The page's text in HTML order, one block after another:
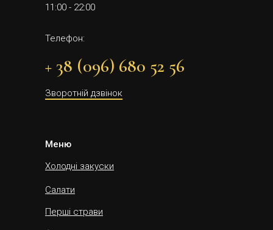
11:00 - 22:00
Телефон:
+ 38 (096) 680 52 56
Зворотній дзвінок
Меню
Холодні закуски
Салати
Перші страви